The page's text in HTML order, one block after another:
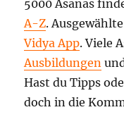
5000 Asanas
A-Z.
Vidya App. Viele
Ausbildungen
Hast du Tipps
doch in die